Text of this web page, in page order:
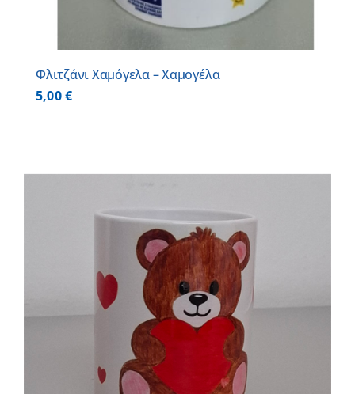
Φλιτζάνι Χαμόγελα – Χαμογέλα
5,00€